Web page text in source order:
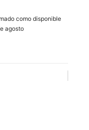
como disponible
agosto